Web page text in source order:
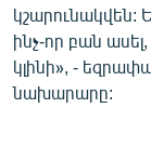
կշարունակվեն:
ինչ-որ բան
կլինի», -
նախարարը: